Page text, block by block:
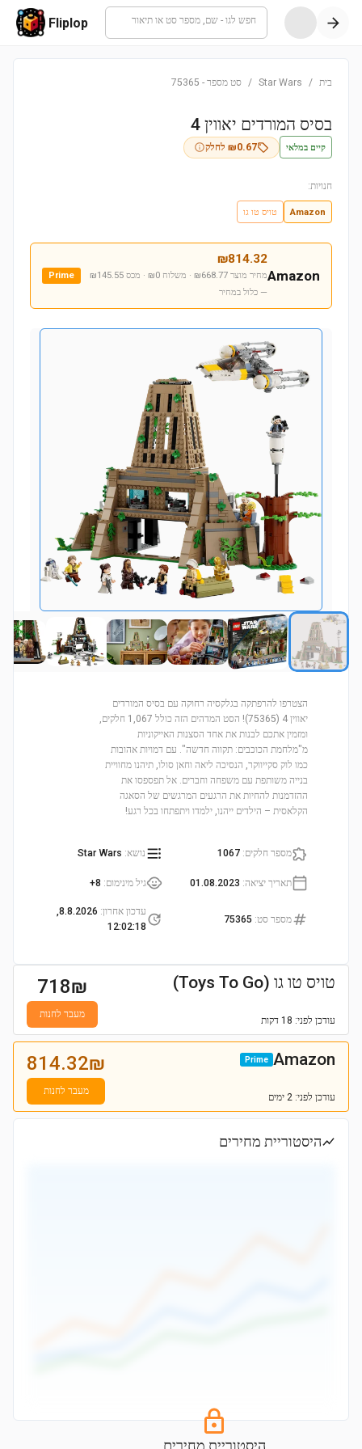
חפש לגו - שם, מספר סט או תיאור Fliplop
בית /
Star Wars
/ סט מספר -
75365
בסיס המורדים יאווין 4
קיים במלאי ₪0.67 לחלק
חנויות:
Amazon טויס טו גו
Amazon
₪814.32
מחיר מוצר ₪668.77 · משלוח ₪0 · מכס ₪145.55
— כלול במחיר
Prime
הצטרפו להרפתקה בגלקסיה רחוקה עם בסיס המורדים
יאווין 4 (75365)! הסט המדהים הזה כולל 1,067 חלקים,
ומזמין אתכם לבנות את אחד הסצנות האייקוניות
מ"מלחמת הכוכבים: תקווה חדשה". עם דמויות אהובות
כמו לוק סקייווקר, הנסיכה ליאה וחאן סולו, תיהנו מחוויית
בנייה משותפת עם משפחה וחברים. אל תפספסו את
ההזדמנות להחיות את הרגעים המרגשים של הסאגה
הקלאסית – הילדים ייהנו, ילמדו ויתפתחו בכל רגע!
מספר חלקים:
1067 נושא:
Star Wars
תאריך יציאה:
01.08.2023 גיל מינימום:
8+
מספר סט:
75365
עדכון אחרון:
8.8.2026,
12:02:18
טויס טו גו (Toys To Go)
עודכן לפני: 18 דקות
718₪
מעבר לחנות
Amazon
Prime
עודכן לפני: 2 ימים
814.32₪
מעבר לחנות
היסטוריית מחירים
היסטוריית מחירים